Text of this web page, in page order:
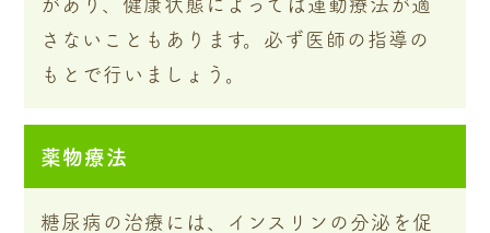
さないこともあります。必ず医師の指導の
もとで行いましょう。
薬物療法
糖尿病の治療には、インスリンの分泌を促